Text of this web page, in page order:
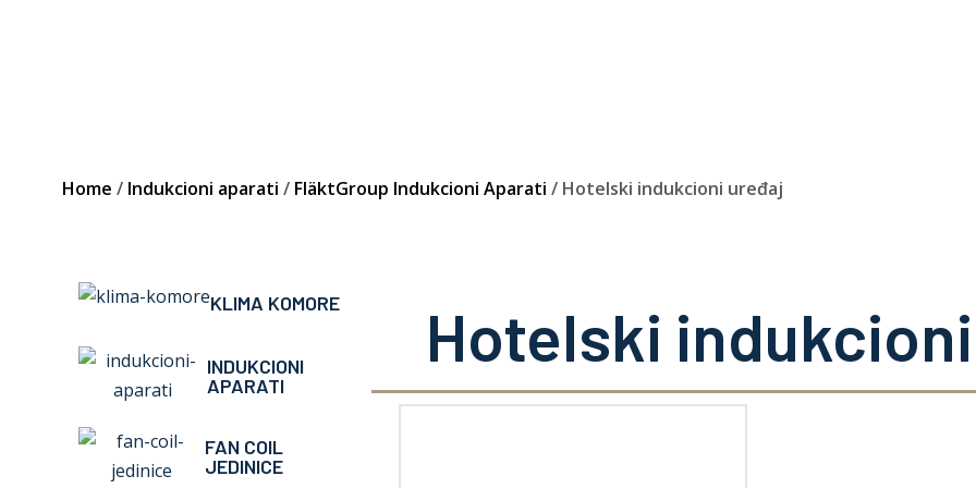
Home / Indukcioni aparati / FläktGroup Indukcioni Aparati / Hotelski indukcioni uređaj
KLIMA KOMORE
INDUKCIONI
APARATI
FAN COIL
JEDINICE
Hotelski